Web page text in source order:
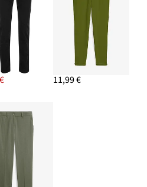
11,99 €